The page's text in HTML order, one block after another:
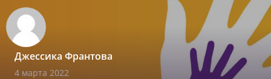
Джессика Франтова
4 марта 2022